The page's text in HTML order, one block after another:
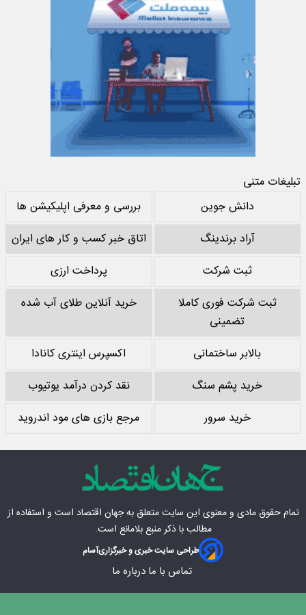
تبلیغات متنی
دانش جوین
بررسی و معرفی اپلیکیشن ها
آراد برندینگ
اتاق خبر کسب و کار های ایران
ثبت شرکت
پرداخت ارزی
ثبت شرکت فوری کاملا
تضمینی
خرید آنلاین طلای آب شده
بالابر ساختمانی
اکسپرس اینتری کانادا
خرید پشم سنگ
نقد کردن درآمد یوتیوب
خرید سرور
مرجع بازی های مود اندروید
تمام حقوق مادی‌ و معنوی این سایت متعلق بهجهان اقتصاد است و استفاده از
مطالب با ذکر منبع بلامانع است.
طراحی سایت خبری و خبرگزاریآسام
تماس با ما درباره ما